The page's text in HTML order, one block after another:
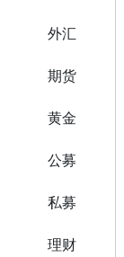
外汇
期货
黄金
公募
私募
理财